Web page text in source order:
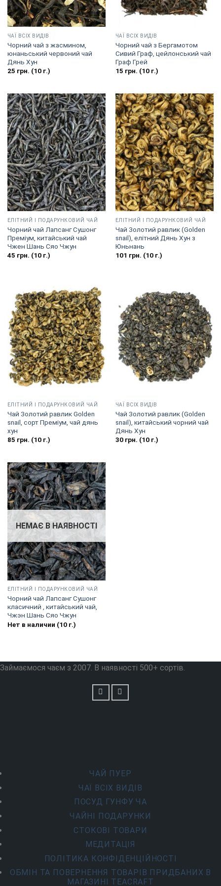
ЧАЇ ВСІХ ВИДІВ
Чорний чай з жасмином,
юнаньський червоний чай
Дянь Хун
25 грн. (10 г.)
ЧАЇ ВСІХ ВИДІВ
Чорний чай з Бергамотом
Сивий Граф, цейлонський чай
Граф Грей
15 грн. (10 г.)
EЛІТНИЙ І ПОДАРУНКОВИЙ ЧАЙ
Чорний чай Лапсанг Сушонг
Преміум, китайський чай
Чжен Шань Сяо Чжун
45 грн. (10 г.)
EЛІТНИЙ І ПОДАРУНКОВИЙ ЧАЙ
Чай Золотий равлик (Golden
snail), елітний Дянь Хун з
Юньнань
101 грн. (10 г.)
EЛІТНИЙ І ПОДАРУНКОВИЙ ЧАЙ
Чай Золотий равлик Golden
snail, сорт Преміум, чай дянь
хун
85 грн. (10 г.)
ЧАЇ ВСІХ ВИДІВ
Чай Золотий равлик (Golden
snail), китайський чорний чай
Дянь Хун
30грн. (10 г.)
НЕМАЄ В НАЯВНОСТІ
EЛІТНИЙ І ПОДАРУНКОВИЙ ЧАЙ
Чорний чай Лапсанг Сушонг
класичний , китайський чай,
Чжэн Шань Сяо Чжун
Нет в наличии (10 г.)
Займаємося чаєм з 2007. В наявності 500+ сортів.
ЧАЙ ПУЕР
ЧАЇ ВСІХ ВИДІВ
ПОСУД ГУНФУ ЧА
ЧАЙНІ ПОДАРУНКИ
СТОКОВІ ТОВАРИ
МЕДИТАЦІЯ
ПОЛІТИКА КОНФІДЕНЦІЙНОСТІ
ОБМІН ТА ПОВЕРНЕННЯ ТОВАРІВ ПРИДБАНИХ В
МАГАЗИНІ TEACRAFT